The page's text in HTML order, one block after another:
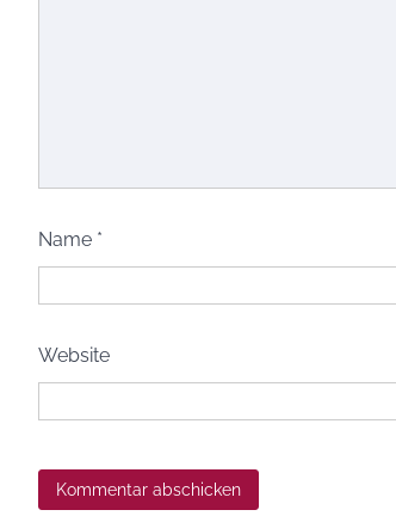
Name *
Website